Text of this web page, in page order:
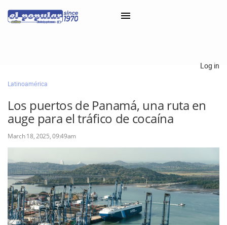
Classifieds
Categorías
Iniciar sesión con Clascal
×
Log in
Latinoamérica
Los puertos de Panamá, una ruta en
auge para el tráfico de cocaína
March 18, 2025, 09:49am